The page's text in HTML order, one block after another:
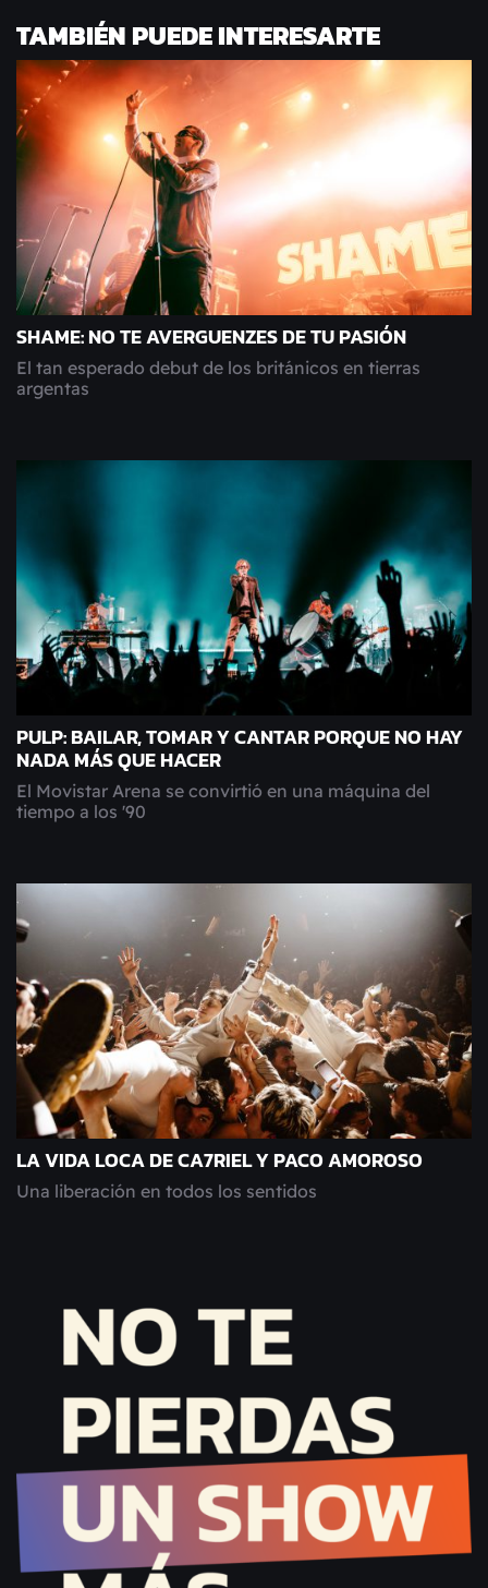
TAMBIÉN PUEDE INTERESARTE
SHAME: NO TE AVERGUENZES DE TU PASIÓN
El tan esperado debut de los británicos en tierras
argentas
PULP: BAILAR, TOMAR Y CANTAR PORQUE NO HAY
NADA MÁS QUE HACER
El Movistar Arena se convirtió en una máquina del
tiempo a los '90
LA VIDA LOCA DE CA7RIEL Y PACO AMOROSO
Una liberación en todos los sentidos